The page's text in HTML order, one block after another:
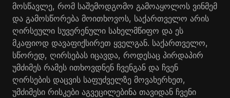
მოსწავლე, რომ საშემოდგომო გამოაყოლოს ვინმემ
და გამოსწორება მოითხოვოს, საქართველო არის
ღირსეული სუვერენული სახელმწიფო და ეს
მკაფიოდ დავაფიქსირეთ ყველგან. საქართველო,
სწორედ, ღირსებას იცავდა, როდესაც პირდაპირ
უმძიმეს რამეს ითხოვდნენ ჩვენგან და ჩვენ
ღირსების დაცვის საფუძველზე მოვახერხეთ,
უმძიმესი რისკები აგვეცილებინა თავიდან ჩვენი